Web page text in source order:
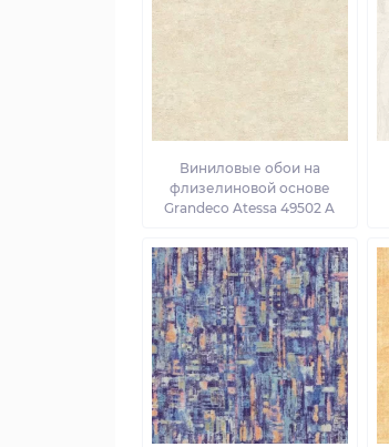
Виниловые обои на
флизелиновой основе
Grandeco Atessa 49502 A